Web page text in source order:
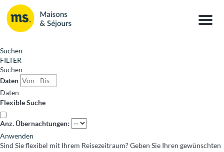
Menu
Suchen
FILTER
Suchen
Daten
Daten
Flexible Suche
Anz. Übernachtungen:
Anwenden
Sind Sie flexibel mit Ihrem Reisezeitraum?Geben Sie Ihren gewünschten